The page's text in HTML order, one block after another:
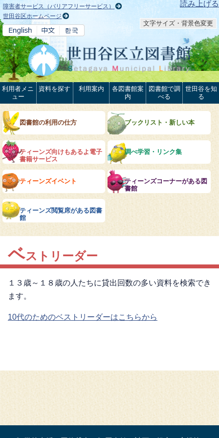
本文へ 読み上げる
障害者サービス（バリアフリーサービス）
世田谷区ホームページ
文字サイズ・背景色変更
利用者メニ
ュー
資料を探す 利用案内
各図書館案
内
図書館で調
べる
世田谷を知
る
ベストリーダー
１３歳～１８歳の人たちに貸出回数の多い資料を検索でき
ます。
10代のためのベストリーダーはこちらから
図書館の利用の仕方 ブックリスト・新しい本
ティーンズ向けもあるよ電子
書籍サービス
調べ学習・リンク集
ティーンズイベント
ティーンズコーナーがある図
書館
ティーンズ閲覧席がある図書
館